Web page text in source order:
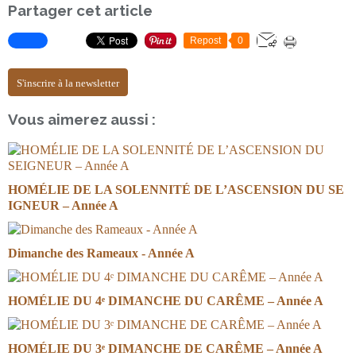
Partager cet article
Repost 0
S'inscrire à la newsletter
Vous aimerez aussi :
HOMÉLIE DE LA SOLENNITÉ DE L’ASCENSION DU SE
IGNEUR – Année A
Dimanche des Rameaux - Année A
HOMÉLIE DU 4ᵉ DIMANCHE DU CARÊME – Année A
HOMÉLIE DU 3ᵉ DIMANCHE DE CARÊME – Année A